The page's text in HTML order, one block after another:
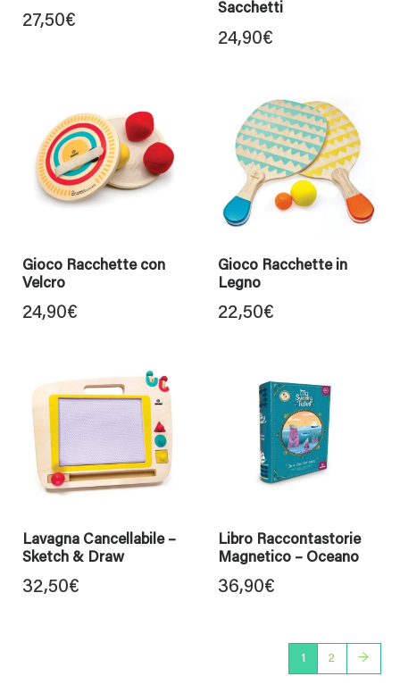
27,50€
Sacchetti
24,90€
Gioco Racchette con
Velcro
24,90€
Gioco Racchette in
Legno
22,50€
Lavagna Cancellabile –
Sketch & Draw
32,50€
Libro Raccontastorie
Magnetico – Oceano
36,90€
1 2 →